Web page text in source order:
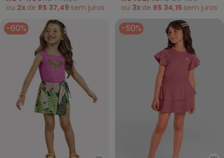
ou 2x de R$ 37,49 sem juros ou 3x de R$ 34,15 sem juros
-60% -50%